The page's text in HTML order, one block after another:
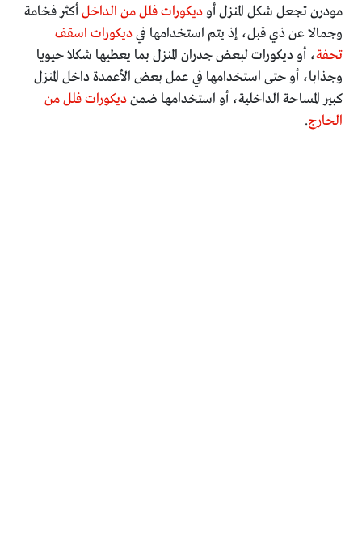
مودرن تجعل شكل المنزل أوديكورات فلل من الداخل أكثر فخامة
وجمالا عن ذي قبل، إذ يتم استخدامها فيديكورات اسقف
تحفة، أو ديكورات لبعض جدران المنزل بما يعطيها شكلا حيويا
وجذابا، أو حتى استخدامها في عمل بعض الأعمدة داخل المنزل
كبير المساحة الداخلية، أو استخدامها ضمنديكورات فلل من
الخارج.